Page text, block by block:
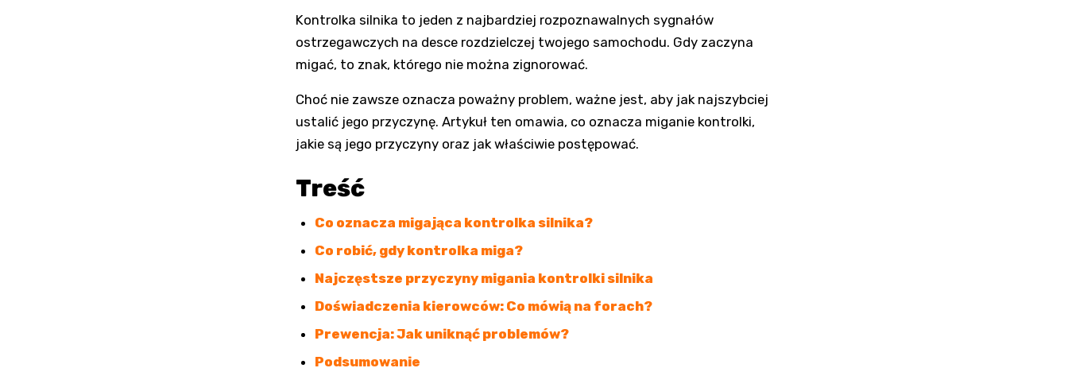
Kontrolka silnika to jeden z najbardziej rozpoznawalnych sygnałów
ostrzegawczych na desce rozdzielczej twojego samochodu. Gdy zaczyna
migać, to znak, którego nie można zignorować.
Choć nie zawsze oznacza poważny problem, ważne jest, aby jak najszybciej
ustalić jego przyczynę. Artykuł ten omawia, co oznacza miganie kontrolki,
jakie są jego przyczyny oraz jak właściwie postępować.
Treść
Co oznacza migająca kontrolka silnika?
Co robić, gdy kontrolka miga?
Najczęstsze przyczyny migania kontrolki silnika
Doświadczenia kierowców: Co mówią na forach?
Prewencja: Jak uniknąć problemów?
Podsumowanie